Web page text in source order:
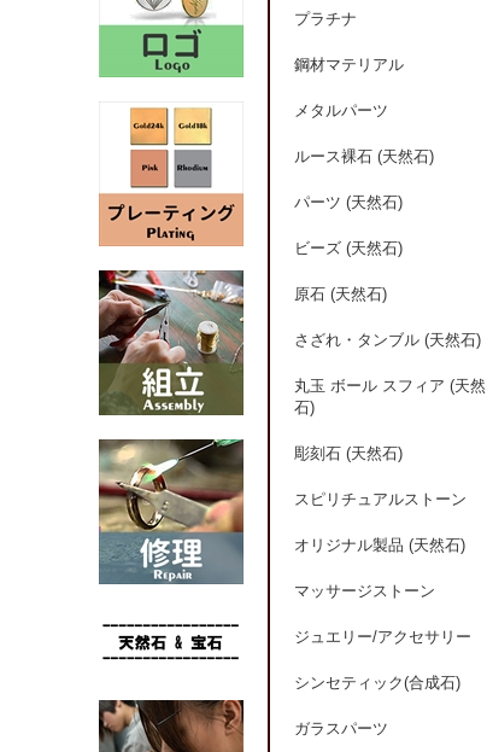
プラチナ
鋼材マテリアル
メタルパーツ
ルース裸石 (天然石)
パーツ (天然石)
ビーズ (天然石)
原石 (天然石)
さざれ・タンブル (天然石)
丸玉 ボール スフィア (天然
石)
彫刻石 (天然石)
スピリチュアルストーン
オリジナル製品 (天然石)
マッサージストーン
ジュエリー/アクセサリー
シンセティック(合成石)
ガラスパーツ